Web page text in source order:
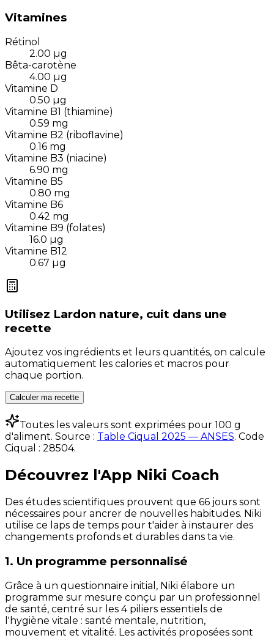
Vitamines
Rétinol
2.00 µg
Bêta-carotène
4.00 µg
Vitamine D
0.50 µg
Vitamine B1 (thiamine)
0.59 mg
Vitamine B2 (riboflavine)
0.16 mg
Vitamine B3 (niacine)
6.90 mg
Vitamine B5
0.80 mg
Vitamine B6
0.42 mg
Vitamine B9 (folates)
16.0 µg
Vitamine B12
0.67 µg
Utilisez Lardon nature, cuit dans une
recette
Ajoutez vos ingrédients et leurs quantités, on calcule
automatiquement les calories et macros pour
chaque portion.
Calculer ma recette
Toutes les valeurs sont exprimées pour 100 g
d'aliment. Source : Table Ciqual 2025 — ANSES. Code
Ciqual : 28504.
Découvrez l'App Niki Coach
Des études scientifiques prouvent que 66 jours sont
nécessaires pour ancrer de nouvelles habitudes. Niki
utilise ce laps de temps pour t'aider à instaurer des
changements profonds et durables dans ta vie.
1. Un programme personnalisé
Grâce à un questionnaire initial, Niki élabore un
programme sur mesure conçu par un professionnel
de santé, centré sur les 4 piliers essentiels de
l'hygiène vitale : santé mentale, nutrition,
mouvement et vitalité. Les activités proposées sont